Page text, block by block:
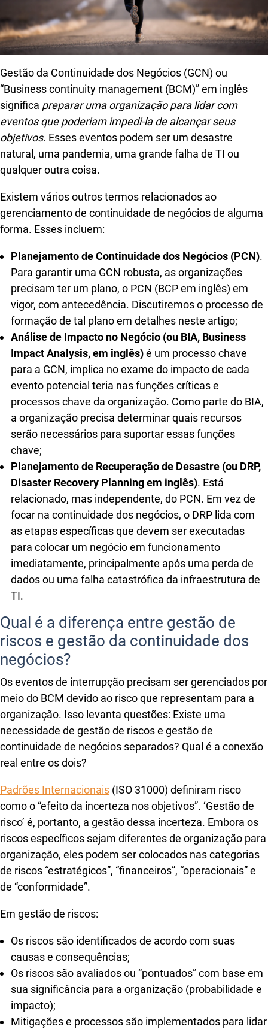
Gestão da Continuidade dos Negócios (GCN) ou
“Business continuity management (BCM)” em inglês
significa preparar uma organização para lidar com
eventos que poderiam impedi-la de alcançar seus
objetivos. Esses eventos podem ser um desastre
natural, uma pandemia, uma grande falha de TI ou
qualquer outra coisa.
Existem vários outros termos relacionados ao
gerenciamento de continuidade de negócios de alguma
forma. Esses incluem:
Planejamento de Continuidade dos Negócios (PCN).
Para garantir uma GCN robusta, as organizações
precisam ter um plano, o PCN (BCP em inglês) em
vigor, com antecedência. Discutiremos o processo de
formação de tal plano em detalhes neste artigo;
Análise de Impacto no Negócio (ou BIA, Business
Impact Analysis, em inglês)é um processo chave
para a GCN, implica no exame do impacto de cada
evento potencial teria nas funções críticas e
processos chave da organização. Como parte do BIA,
a organização precisa determinar quais recursos
serão necessários para suportar essas funções
chave;
Planejamento de Recuperação de Desastre (ou DRP,
Disaster Recovery Planning em inglês). Está
relacionado, mas independente, do PCN. Em vez de
focar na continuidade dos negócios, o DRP lida com
as etapas específicas que devem ser executadas
para colocar um negócio em funcionamento
imediatamente, principalmente após uma perda de
dados ou uma falha catastrófica da infraestrutura de
TI.
Qual é a diferença entre gestão de
riscos e gestão da continuidade dos
negócios?
Os eventos de interrupção precisam ser gerenciados por
meio do BCM devido ao risco que representam para a
organização. Isso levanta questões: Existe uma
necessidade de gestão de riscos e gestão de
continuidade de negócios separados? Qual é a conexão
real entre os dois?
Padrões Internacionais (ISO 31000) definiram risco
como o “efeito da incerteza nos objetivos”. ‘Gestão de
risco’ é, portanto, a gestão dessa incerteza. Embora os
riscos específicos sejam diferentes de organização para
organização, eles podem ser colocados nas categorias
de riscos “estratégicos”, “financeiros”, “operacionais” e
de “conformidade”.
Em gestão de riscos:
Os riscos são identificados de acordo com suas
causas e consequências;
Os riscos são avaliados ou “pontuados” com base em
sua significância para a organização (probabilidade e
impacto);
Mitigações e processos são implementados para lidar